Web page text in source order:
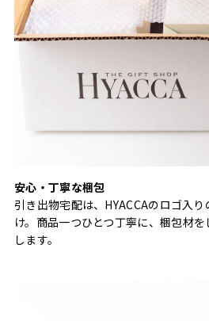
安心・丁寧な梱包
引き出物宅配は、HYACCAのロゴ入
け。商品一つひとつ丁寧に、梱包材
します。